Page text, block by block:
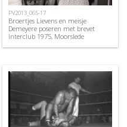
PV2013_065-17
Broertjes Lievens en meisje
Demeyere poseren met brevet
Interclub 1975, Moorslede